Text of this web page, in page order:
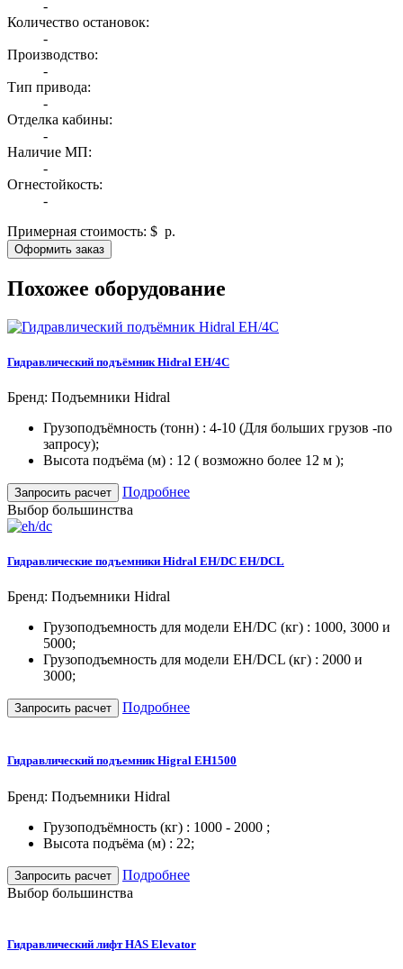
-
Количество остановок:
-
Производство:
-
Тип привода:
-
Отделка кабины:
-
Наличие МП:
-
Огнестойкость:
-
Примерная стоимость: $ р.
Оформить заказ
Похожее оборудование
Гидравлический подъёмник Hidral EH/4C
Бренд: Подъемники Hidral
Грузоподъёмность (тонн) : 4-10 (Для больших грузов -по
запросу);
Высота подъёма (м) : 12 ( возможно более 12 м );
Запросить расчет
Подробнее
Выбор большинства
Гидравлические подъемники Hidral EH/DC EH/DCL
Бренд: Подъемники Hidral
Грузоподъемность для модели EH/DC (кг) : 1000, 3000 и
5000;
Грузоподъемность для модели EH/DCL (кг) : 2000 и
3000;
Запросить расчет Подробнее
Гидравлический подъемник Higral EH1500
Бренд: Подъемники Hidral
Грузоподъёмность (кг) : 1000 - 2000 ;
Высота подъёма (м) : 22;
Запросить расчет
Подробнее
Выбор большинства
Гидравлический лифт HAS Elevator